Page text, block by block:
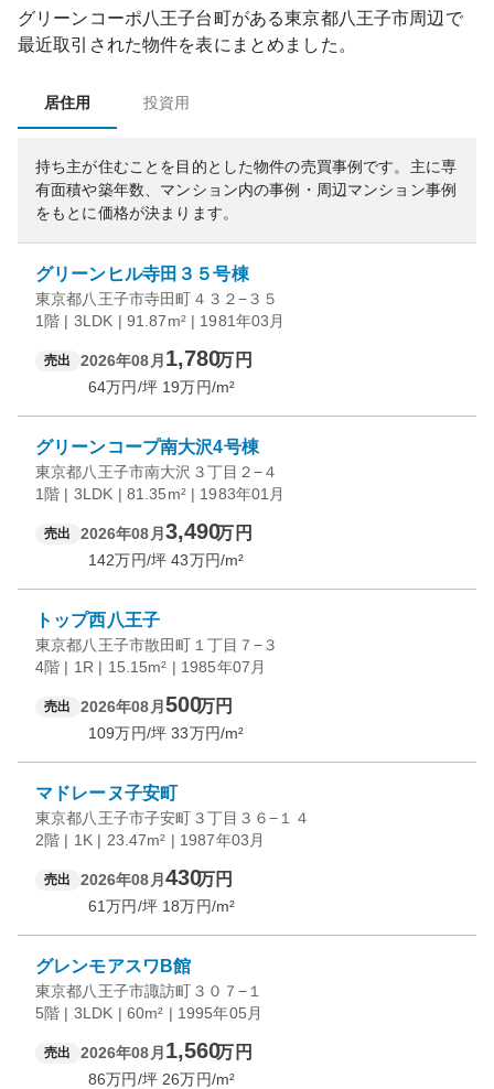
グリーンコーポ八王子台町がある東京都八王子市周辺で
最近取引された物件を表にまとめました。
居住用 投資用
持ち主が住むことを目的とした物件の売買事例です。 主に専
有面積や築年数、マンション内の事例・周辺マンション事例
をもとに価格が決まります。
グリーンヒル寺田３５号棟
東京都八王子市寺田町４３２−３５
1階 | 3LDK | 91.87m² | 1981年03月
売出 2026年08月 1,780万円
64万円/坪 19万円/m²
グリーンコープ南大沢4号棟
東京都八王子市南大沢３丁目２−４
1階 | 3LDK | 81.35m² | 1983年01月
売出 2026年08月 3,490万円
142万円/坪 43万円/m²
トップ西八王子
東京都八王子市散田町１丁目７−３
4階 | 1R | 15.15m² | 1985年07月
売出 2026年08月 500万円
109万円/坪 33万円/m²
マドレーヌ子安町
東京都八王子市子安町３丁目３６−１４
2階 | 1K | 23.47m² | 1987年03月
売出 2026年08月 430万円
61万円/坪 18万円/m²
グレンモアスワB館
東京都八王子市諏訪町３０７−１
5階 | 3LDK | 60m² | 1995年05月
売出 2026年08月 1,560万円
86万円/坪 26万円/m²